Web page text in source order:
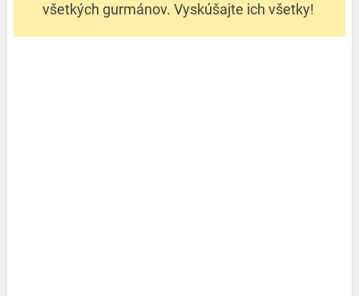
všetkých gurmánov. Vyskúšajte ich všetky!